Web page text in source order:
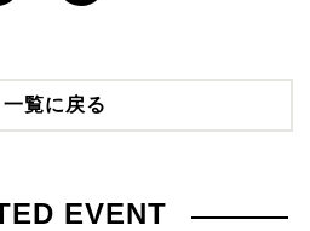
一覧に戻る
EVENT